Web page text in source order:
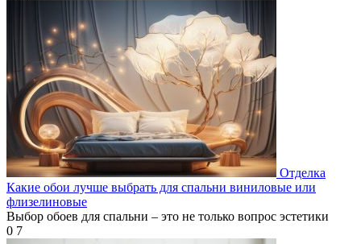
Отделка
Какие обои лучше выбрать для спальни виниловые или
флизелиновые
Выбор обоев для спальни – это не только вопрос эстетики
0 7